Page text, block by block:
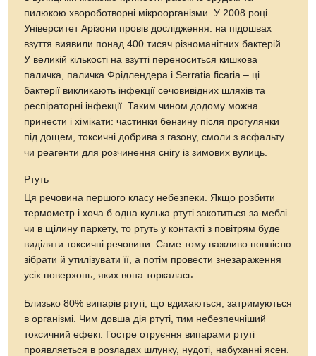
пилюкою хвороботворні мікроорганізми. У 2008 році
Університет Арізони провів дослідження: на підошвах
взуття виявили понад 400 тисяч різноманітних бактерій.
У великій кількості на взутті переноситься кишкова
паличка, паличка Фрідлендера і Serratia ficaria – ці
бактерії викликають інфекції сечовивідних шляхів та
респіраторні інфекції. Таким чином додому можна
принести і хімікати: частинки бензину після прогулянки
під дощем, токсичні добрива з газону, смоли з асфальту
чи реагенти для розчинення снігу із зимових вулиць.
Ртуть
Ця речовина першого класу небезпеки. Якщо розбити
термометр і хоча б одна кулька ртуті закотиться за меблі
чи в щілину паркету, то ртуть у контакті з повітрям буде
виділяти токсичні речовини. Саме тому важливо повністю
зібрати й утилізувати її, а потім провести знезараження
усіх поверхонь, яких вона торкалась.
Близько 80% випарів ртуті, що вдихаються, затримуються
в організмі. Чим довша дія ртуті, тим небезпечніший
токсичний ефект. Гостре отруєння випарами ртуті
проявляється в розладах шлунку, нудоті, набуханні ясен.